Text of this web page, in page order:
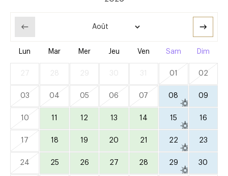
Lun Mar Mer Jeu Ven Sam Dim
27 28 29 30 31 01 02
03 04 05 06 07 08 09
10 11 12 13 14 15 16
17 18 19 20 21 22 23
24 25 26 27 28 29 30